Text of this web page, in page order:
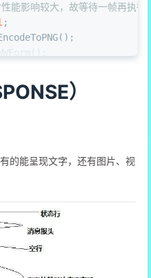
影响较大，故等待一帧再执行
;
）
的能呈现文字，还有图片、视